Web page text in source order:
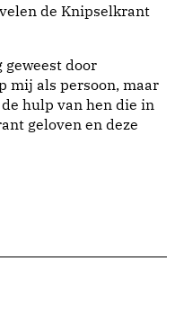
de Knipselkrant
geweest door
mij als persoon, maar
hulp van hen die in
geloven en deze